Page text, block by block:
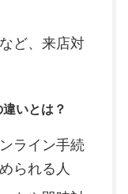
ど、来店対
いとは？
ライン手続
られる人